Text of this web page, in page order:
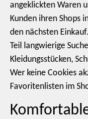
angeklickten Waren
Kunden ihren Shops
den nächsten
Teil langwierige
Kleidungsstücken,
Wer keine Cookies
Favoritenlisten im